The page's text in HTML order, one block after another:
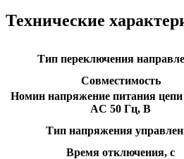
Технические
Тип переключения
Совместимость
Номин напряжение питания цепи
AC 50 Гц, В
Тип напряжения
Время отключения, с